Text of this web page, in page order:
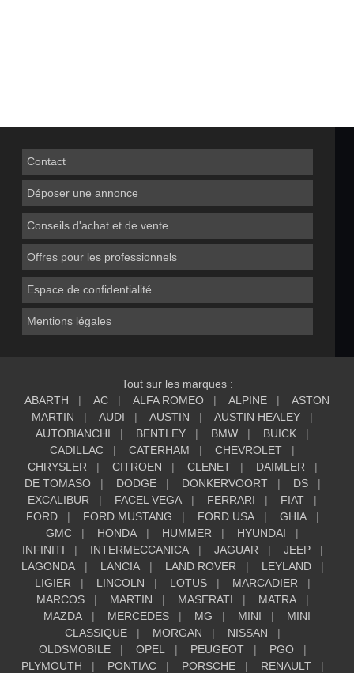
Contact
Déposer une annonce
Conseils d'achat et de vente
Offres pour les professionnels
Espace de confidentialité
Mentions légales
Tout sur les marques :
ABARTH
AC ALFA ROMEO ALPINE
ASTON
MARTIN
AUDI AUSTIN
AUSTIN HEALEY
AUTOBIANCHI
BENTLEY BMW
BUICK
CADILLAC
CATERHAM
CHEVROLET
CHRYSLER
CITROEN CLENET
DAIMLER
DE TOMASO
DODGE DONKERVOORT
DS
EXCALIBUR
FACEL VEGA FERRARI
FIAT
FORD
FORD MUSTANG FORD USA
GHIA
GMC
HONDA HUMMER
HYUNDAI
INFINITI
INTERMECCANICA JAGUAR
JEEP
LAGONDA
LANCIA LAND ROVER
LEYLAND
LIGIER
LINCOLN LOTUS
MARCADIER
MARCOS
MARTIN MASERATI
MATRA
MAZDA
MERCEDES MG MINI
MINI
CLASSIQUE
MORGAN
NISSAN
OLDSMOBILE
OPEL PEUGEOT
PGO
PLYMOUTH
PONTIAC PORSCHE RENAULT